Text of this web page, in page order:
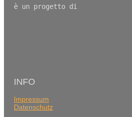
è un progetto di
INFO
Impressum
Datenschutz